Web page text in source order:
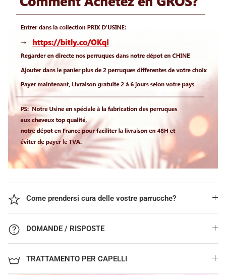
Come prendersi cura delle vostre parrucche?
DOMANDE / RISPOSTE
TRATTAMENTO PER CAPELLI
Abonnez-vous ici svp !
Non, merci>